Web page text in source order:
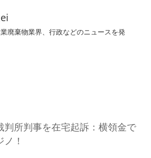
廃棄物業界、行政などのニュースを発
判所判事を在宅起訴：横領金で
！